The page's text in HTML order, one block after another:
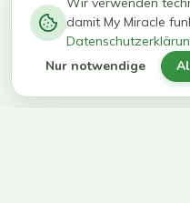
kg in 12
Wochen
erreichen
ihr Ziel
damit My Miracle
Nur notwendige